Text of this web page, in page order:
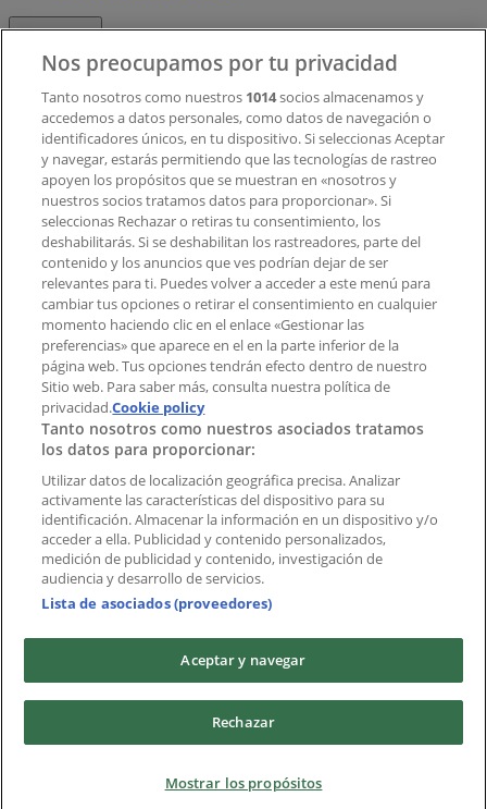
Contacto comercial y de marketing
Tienda mal colocada en el mapa
Notificar un folleto
¿Encontraste un problema en la web o en la
aplicación?
Índices
Marcas
Marcas locales
Negocios
Negocios cercanos
Productos
Productos locales
Ciudades
Descargar la APP Tiendeo
Copyright © Tiendeo ® 2026 · Shopfully Marketing S.L.U. –
Términos y condicionesPolítica de privacidad
Nos preocupamos por tu privacidad
Tanto nosotros como nuestros 1014socios almacenamos y
accedemos a datos personales, como datos de navegación o
identificadores únicos, en tu dispositivo. Si seleccionas Aceptar
y navegar, estarás permitiendo que las tecnologías de rastreo
apoyen los propósitos que se muestran en «nosotros y
nuestros socios tratamos datos para proporcionar». Si
seleccionas Rechazar o retiras tu consentimiento, los
deshabilitarás. Si se deshabilitan los rastreadores, parte del
contenido y los anuncios que ves podrían dejar de ser
relevantes para ti. Puedes volver a acceder a este menú para
cambiar tus opciones o retirar el consentimiento en cualquier
momento haciendo clic en el enlace «Gestionar las
preferencias» que aparece en el en la parte inferior de la
página web. Tus opciones tendrán efecto dentro de nuestro
Sitio web. Para saber más, consulta nuestra política de
privacidad.Cookie policy
Tanto nosotros como nuestros asociados tratamos
los datos para proporcionar:
Utilizar datos de localización geográfica precisa. Analizar
activamente las características del dispositivo para su
identificación. Almacenar la información en un dispositivo y/o
acceder a ella. Publicidad y contenido personalizados,
medición de publicidad y contenido, investigación de
audiencia y desarrollo de servicios.
Lista de asociados (proveedores)
Aceptar y navegar
Rechazar
Mostrar los propósitos